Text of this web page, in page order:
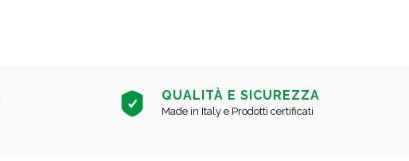
QUALITÀ E SICUREZZA
Made in Italy e Prodotti certificati